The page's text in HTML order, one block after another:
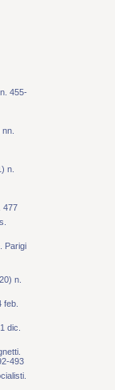
455-
n.
477
Parigi
n.
feb.
dic.
493